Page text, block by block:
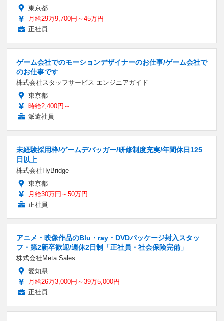
東京都
月給29万9,700円～45万円
正社員
ゲーム会社でのモーションデザイナーのお仕事/ゲーム会社で
のお仕事です
株式会社スタッフサービス エンジニアガイド
東京都
時給2,400円～
派遣社員
未経験採用枠/ゲームデバッガー/研修制度充実/年間休日125
日以上
株式会社HyBridge
東京都
月給30万円～50万円
正社員
アニメ・映像作品のBlu・ray・DVDパッケージ封入スタッ
フ・第2新卒歓迎/週休2日制「正社員・社会保険完備」
株式会社Meta Sales
愛知県
月給26万3,000円～39万5,000円
正社員